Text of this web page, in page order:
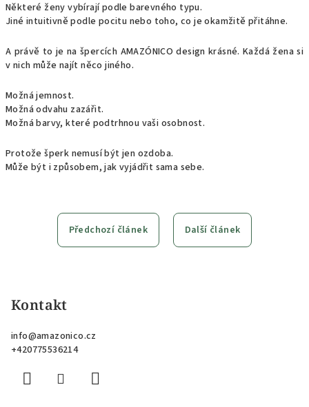
Některé ženy vybírají podle barevného typu.
Jiné intuitivně podle pocitu nebo toho, co je okamžitě přitáhne.
A právě to je na špercích AMAZÓNICO design krásné. Každá žena si
v nich může najít něco jiného.
Možná jemnost.
Možná odvahu zazářit.
Možná barvy, které podtrhnou vaši osobnost.
Protože šperk nemusí být jen ozdoba.
Může být i způsobem, jak vyjádřit sama sebe.
Předchozí článek Další článek
Kontakt
info@amazonico.cz
+420775536214